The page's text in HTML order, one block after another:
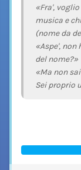
«Fra',
musica e
(nome da
«Aspe',
del nome?»
«Ma non
Sei proprio